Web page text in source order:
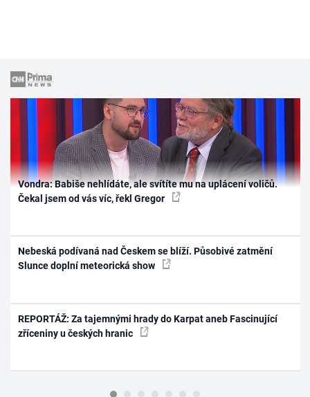
Vondra: Babiše nehlídáte, ale svítíte mu na uplácení voličů.
Čekal jsem od vás víc, řekl Gregor
Nebeská podívaná nad Českem se blíží. Působivé zatmění
Slunce doplní meteorická show
REPORTÁŽ: Za tajemnými hrady do Karpat aneb Fascinující
zříceniny u českých hranic